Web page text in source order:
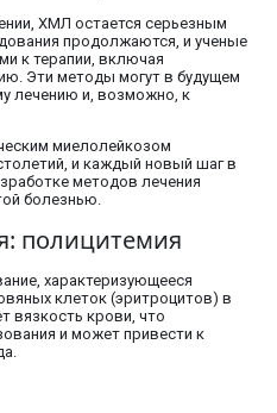
ХМЛ остается серьезным
продолжаются, и ученые
к терапии, включая
Эти методы могут в будущем
лечению и, возможно, к
миелолейкозом
и каждый новый шаг в
методов лечения
болезнью.
полицитемия
характеризующееся
клеток (эритроцитов) в
вязкость крови, что
и может привести к